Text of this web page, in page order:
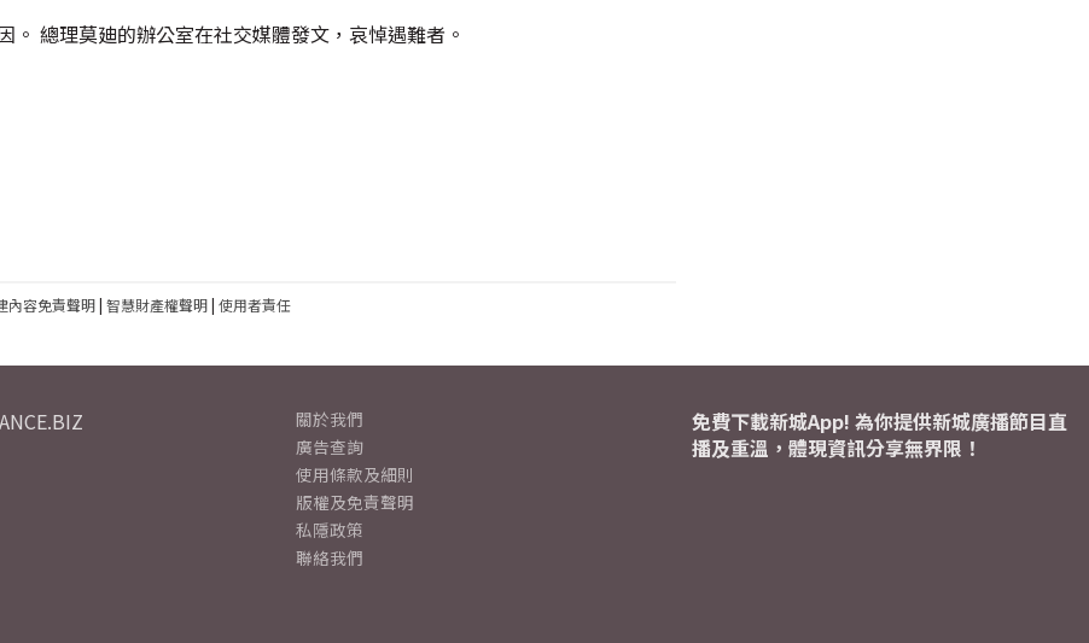
總理莫廸的辦公室在社交媒體發文，哀悼遇難者。
內容免責聲明| 智慧財產權聲明| 使用者責任
關於我們
廣告查詢
使用條款及細則
版權及免責聲明
私隱政策
聯絡我們
免費下載新城App! 為你提供新城廣播節目直
播及重溫，體現資訊分享無界限！